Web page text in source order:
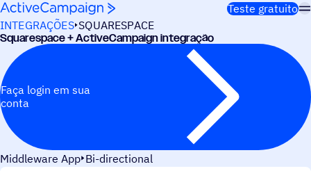
Pular para o conteúdo
Teste gratuito
INTEGRAÇÕES SQUARESPACE
Squarespace + ActiveCampaign integração
Faça login em sua
conta
Middleware App Bi-directional